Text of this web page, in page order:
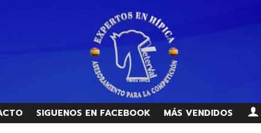
SIGUENOS EN FACEBOOK MÁS VENDIDOS